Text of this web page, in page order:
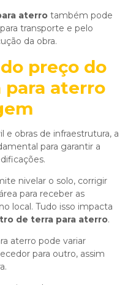
aterro também pode
transporte e pelo
da obra.
preço do
aterro
e obras de infraestrutura, a
para garantir a
nivelar o solo, corrigir
para receber as
local. Tudo isso impacta
de terra para aterro.
aterro pode variar
para outro, assim